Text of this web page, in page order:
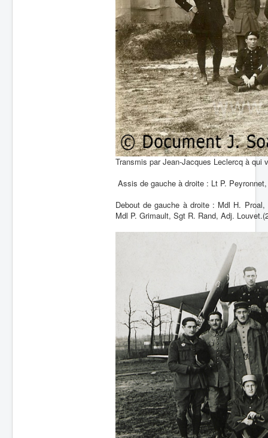
Transmis par Jean-Jacques Leclercq à qui
Assis de gauche à droite : Lt P.
Debout de gauche à droite : Mdl H.
Mdl P. Grimault, Sgt R. Rand, Adj.